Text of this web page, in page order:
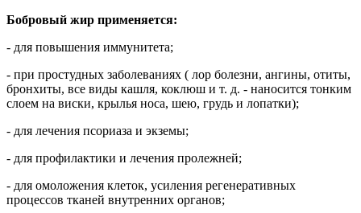
Бобровый жир применяется:
- для повышения иммунитета;
- при простудных заболеваниях ( лор болезни, ангины, отиты,
бронхиты, все виды кашля, коклюш и т. д. - наносится тонким
слоем на виски, крылья носа, шею, грудь и лопатки);
- для лечения псориаза и экземы;
- для профилактики и лечения пролежней;
- для омоложения клеток, усиления регенеративных
процессов тканей внутренних органов;